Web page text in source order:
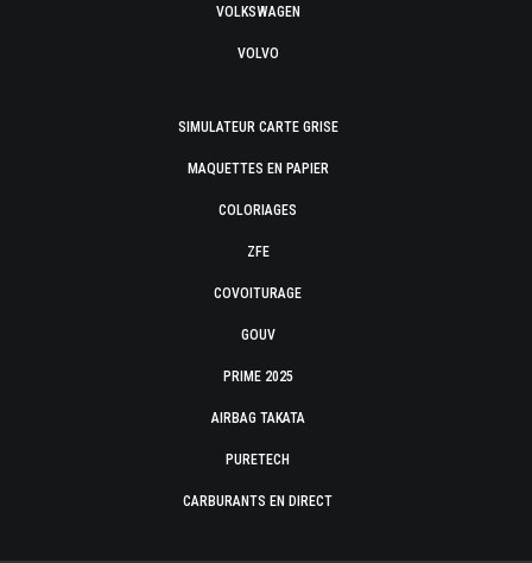
VOLKSWAGEN
VOLVO
SIMULATEUR CARTE GRISE
MAQUETTES EN PAPIER
COLORIAGES
ZFE
COVOITURAGE
GOUV
PRIME 2025
AIRBAG TAKATA
PURETECH
CARBURANTS EN DIRECT